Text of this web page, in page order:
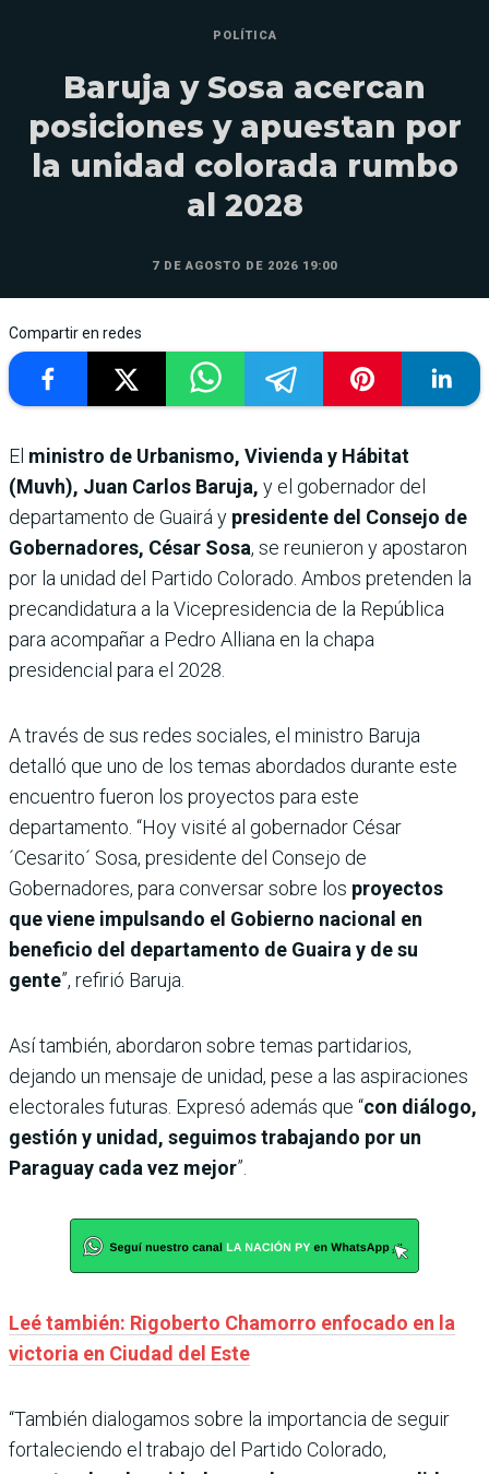
POLÍTICA
Baruja y Sosa acercan
posiciones y apuestan por
la unidad colorada rumbo
al 2028
7 DE AGOSTO DE 2026 19:00
Compartir en redes
El ministro de Urbanismo, Vivienda y Hábitat
(Muvh), Juan Carlos Baruja, y el gobernador del
departamento de Guairá y presidente del Consejo de
Gobernadores, César Sosa, se reunieron y apostaron
por la unidad del Partido Colorado. Ambos pretenden la
precandidatura a la Vicepresidencia de la República
para acompañar a Pedro Alliana en la chapa
presidencial para el 2028.
A través de sus redes sociales, el ministro Baruja
detalló que uno de los temas abordados durante este
encuentro fueron los proyectos para este
departamento. “Hoy visité al gobernador César
´Cesarito´ Sosa, presidente del Consejo de
Gobernadores, para conversar sobre los proyectos
que viene impulsando el Gobierno nacional en
beneficio del departamento de Guaira y de su
gente”, refirió Baruja.
Así también, abordaron sobre temas partidarios,
dejando un mensaje de unidad, pese a las aspiraciones
electorales futuras. Expresó además que “con diálogo,
gestión y unidad, seguimos trabajando por un
Paraguay cada vez mejor”.
Leé también: Rigoberto Chamorro enfocado en la
victoria en Ciudad del Este
“También dialogamos sobre la importancia de seguir
fortaleciendo el trabajo del Partido Colorado,